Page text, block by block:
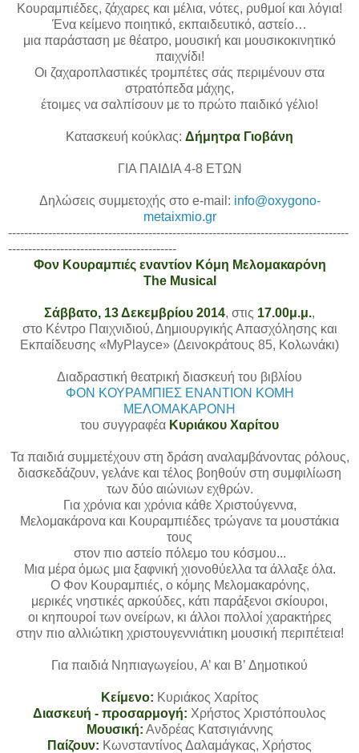
Κουραμπιέδες, ζάχαρες και μέλια, νότες, ρυθμοί και λόγια!
Ένα κείμενο ποιητικό, εκπαιδευτικό, αστείο…
μια παράσταση με θέατρο, μουσική και μουσικοκινητικό
παιχνίδι!
Οι ζαχαροπλαστικές τρομπέτες σάς περιμένουν στα
στρατόπεδα μάχης,
έτοιμες να σαλπίσουν με το πρώτο παιδικό γέλιο!
Κατασκευή κούκλας: Δήμητρα Γιοβάνη
ΓΙΑ ΠΑΙΔΙΑ 4-8 ΕΤΩΝ
Δηλώσεις συμμετοχής στο e-mail: info@oxygono-
metaixmio.gr
-------------------------------------------------------------------------------------
------------------------------------------
Φον Κουραμπιές εναντίον Κόμη Μελομακαρόνη
The Musical
Σάββατο, 13 Δεκεμβρίου 2014, στις 17.00μ.μ.,
στο Κέντρο Παιχνιδιού, Δημιουργικής Απασχόλησης και
Εκπαίδευσης «MyPlayce» (Δεινοκράτους 85, Κολωνάκι)
Διαδραστική θεατρική διασκευή του βιβλίου
ΦΟΝ ΚΟΥΡΑΜΠΙΕΣ ΕΝΑΝΤΙΟΝ ΚΟΜΗ
ΜΕΛΟΜΑΚΑΡΟΝΗ
του συγγραφέα Κυριάκου Χαρίτου
Τα παιδιά συμμετέχουν στη δράση αναλαμβάνοντας ρόλους,
διασκεδάζουν, γελάνε και τέλος βοηθούν στη συμφιλίωση
των δύο αιώνιων εχθρών.
Για χρόνια και χρόνια κάθε Χριστούγεννα,
Μελομακάρονα και Κουραμπιέδες τρώγανε τα μουστάκια
τους
στον πιο αστείο πόλεμο του κόσμου...
Μια μέρα όμως μια ξαφνική χιονοθύελλα τα άλλαξε όλα.
Ο Φον Κουραμπιές, ο κόμης Μελομακαρόνης,
μερικές νηστικές αρκούδες, κάτι παράξενοι σκίουροι,
οι κηπουροί των ονείρων, κι άλλοι πολλοί χαρακτήρες
στην πιο αλλιώτικη χριστουγεννιάτικη μουσική περιπέτεια!
Για παιδιά Νηπιαγωγείου, A’ και B’ Δημοτικού
Κείμενο: Κυριάκος Χαρίτος
Διασκευή - προσαρμογή: Χρήστος Χριστόπουλος
Μουσική: Ανδρέας Κατσιγιάννης
Παίζουν: Κωνσταντίνος Δαλαμάγκας, Χρήστος